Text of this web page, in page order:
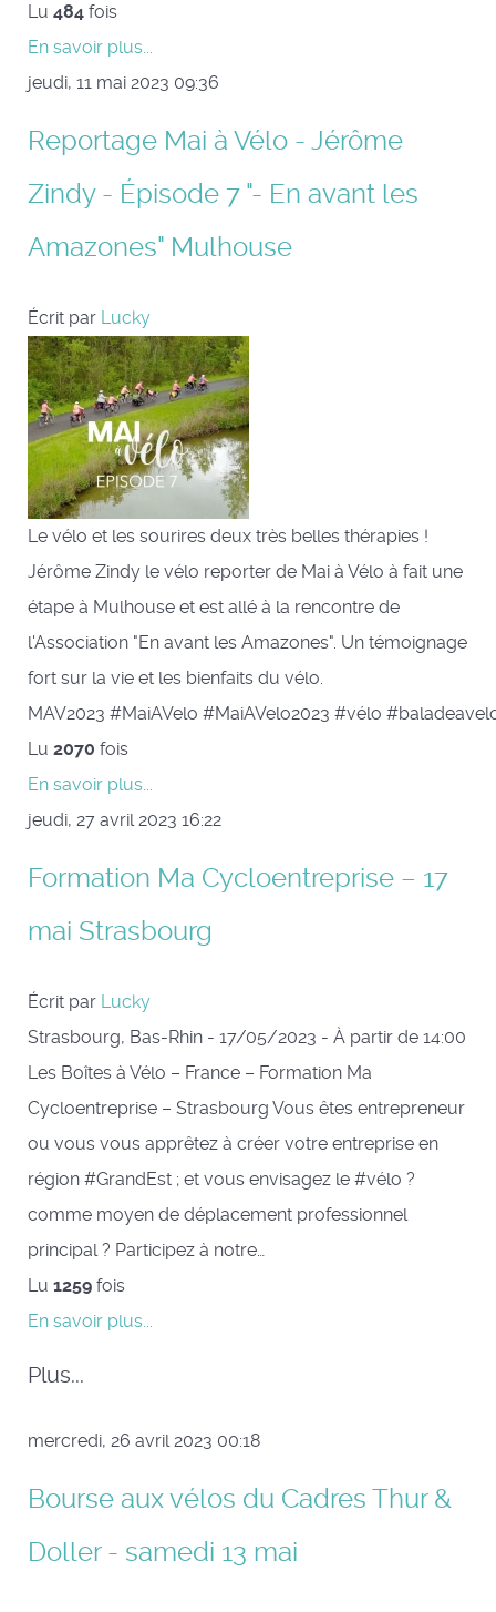
Lu 484 fois
En savoir plus...
jeudi, 11 mai 2023 09:36
Reportage Mai à Vélo - Jérôme
Zindy - Épisode 7 "- En avant les
Amazones" Mulhouse
Écrit par Lucky
Le vélo et les sourires deux très belles thérapies !
Jérôme Zindy le vélo reporter de Mai à Vélo à fait une
étape à Mulhouse et est allé à la rencontre de
l'Association "En avant les Amazones". Un témoignage
fort sur la vie et les bienfaits du vélo.
MAV2023 #MaiAVelo #MaiAVelo2023 #vélo
Lu 2070 fois
En savoir plus...
jeudi, 27 avril 2023 16:22
Formation Ma Cycloentreprise – 17
mai Strasbourg
Écrit par Lucky
Strasbourg, Bas-Rhin - 17/05/2023 - À partir de 14:00
Les Boîtes à Vélo – France – Formation Ma
Cycloentreprise – Strasbourg Vous êtes entrepreneur
ou vous vous apprêtez à créer votre entreprise en
région #GrandEst ; et vous envisagez le #vélo ?
comme moyen de déplacement professionnel
principal ? Participez à notre…
Lu 1259 fois
En savoir plus...
Plus...
mercredi, 26 avril 2023 00:18
Bourse aux vélos du Cadres Thur &
Doller - samedi 13 mai